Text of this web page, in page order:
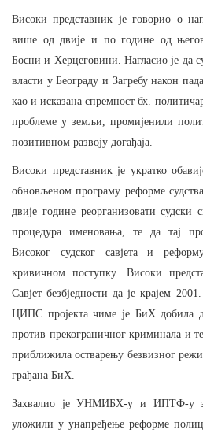
Високи представник је говорио о
више од двије и по године од
Босни и Херцеговини. Нагласио је да
власти у Београду и Загребу након
као и исказана спремност бх.
проблеме у земљи, промијенили
позитивном развоју догађаја.
Високи представник је укратко
обновљеном програму реформе
двије године реорганизовати судски
процедура именовања, те да тај
Високог судског савјета и
кривичном поступку. Високи
Савјет безбједности да је крајем
ЦИПС пројекта чиме је БиХ добила
против прекограничног криминала и
приближила остварењу безвизног
грађана БиХ.
Захвалио је УНМИБХ-у и ИПТФ-у
уложили у унапређење реформе